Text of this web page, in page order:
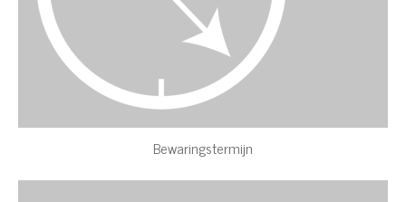
Bewaringstermijn